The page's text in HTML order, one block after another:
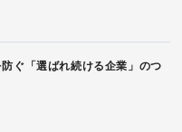
ぐ「選ばれ続ける企業」のつ